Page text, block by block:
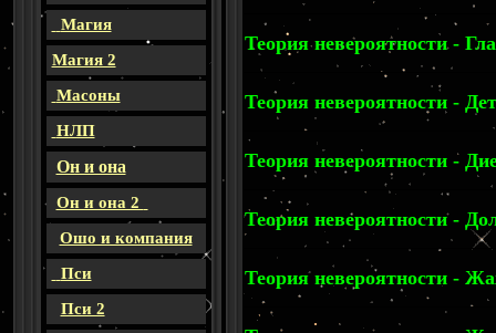
Магия
Магия 2
Масоны
НЛП
Он и она
Он и она 2
Ошо и компания
Пси
Пси 2
Теория невероятности -
Теория невероятности -
Теория невероятности -
Теория невероятности -
Теория невероятности -